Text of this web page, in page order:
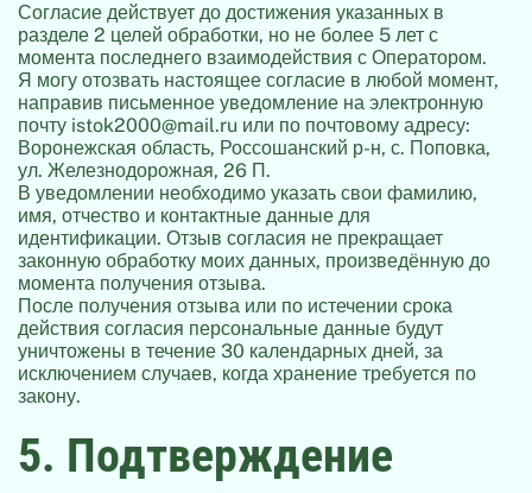
Согласие действует до достижения указанных в
разделе 2 целей обработки, но не более 5 лет с
момента последнего взаимодействия с Оператором.
Я могу отозвать настоящее согласие в любой момент,
направив письменное уведомление на электронную
почту istok2000@mail.ru или по почтовому адресу:
Воронежская область, Россошанский р-н, с. Поповка,
ул. Железнодорожная, 26 П.
В уведомлении необходимо указать свои фамилию,
имя, отчество и контактные данные для
идентификации. Отзыв согласия не прекращает
законную обработку моих данных, произведённую до
момента получения отзыва.
После получения отзыва или по истечении срока
действия согласия персональные данные будут
уничтожены в течение 30 календарных дней, за
исключением случаев, когда хранение требуется по
закону.
5. Подтверждение